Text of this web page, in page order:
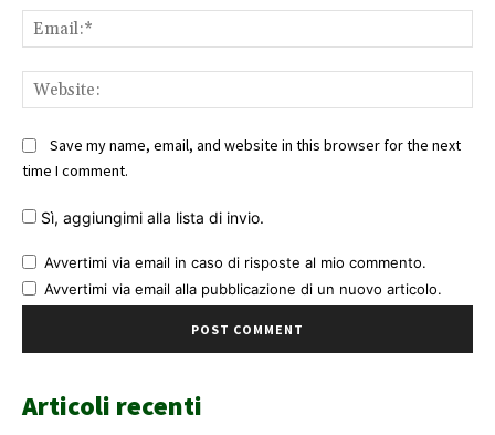
Save my name, email, and website in this browser for the next
time I comment.
Sì, aggiungimi alla lista di invio.
Avvertimi via email in caso di risposte al mio commento.
Avvertimi via email alla pubblicazione di un nuovo articolo.
Articoli recenti